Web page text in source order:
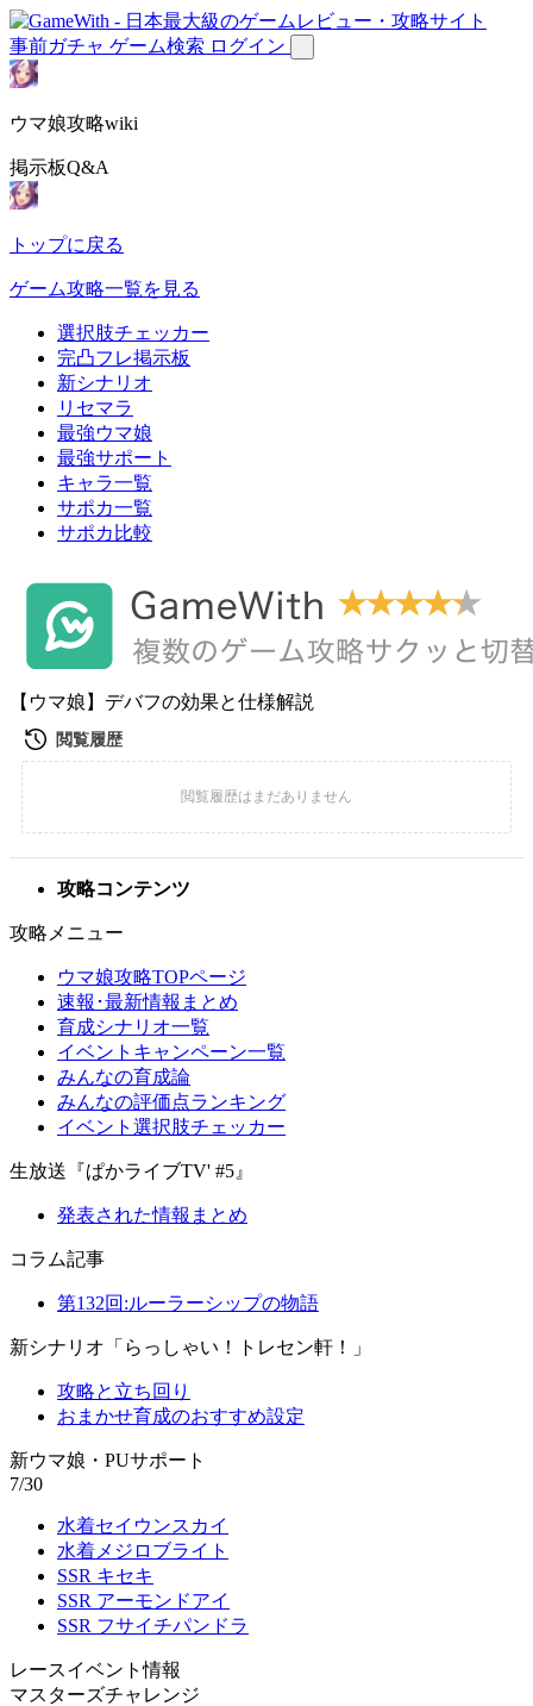
事前ガチャ ゲーム検索 ログイン
ウマ娘攻略wiki
掲示板Q&A
トップに戻る
ゲーム攻略一覧を見る
選択肢チェッカー
完凸フレ掲示板
新シナリオ
リセマラ
最強ウマ娘
最強サポート
キャラ一覧
サポカ一覧
サポカ比較
【ウマ娘】デバフの効果と仕様解説
攻略コンテンツ
攻略メニュー
ウマ娘攻略TOPページ
速報･最新情報まとめ
育成シナリオ一覧
イベントキャンペーン一覧
みんなの育成論
みんなの評価点ランキング
イベント選択肢チェッカー
生放送『ぱかライブTV' #5』
発表された情報まとめ
コラム記事
第132回:ルーラーシップの物語
新シナリオ「らっしゃい！トレセン軒！」
攻略と立ち回り
おまかせ育成のおすすめ設定
新ウマ娘・PUサポート
7/30
水着セイウンスカイ
水着メジロブライト
SSR キセキ
SSR アーモンドアイ
SSR フサイチパンドラ
レースイベント情報
マスターズチャレンジ